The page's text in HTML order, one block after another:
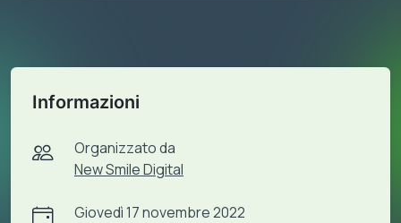
Informazioni
Organizzato da
New Smile Digital
Giovedì 17 novembre 2022